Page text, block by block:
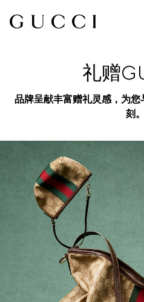
礼赠
品牌呈献丰富赠礼灵感，为
刻。